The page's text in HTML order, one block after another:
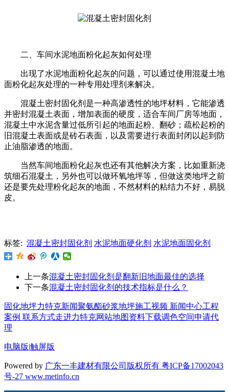
二、车间水泥地面粉化起灰如何处理
出现了水泥地面粉化起灰的问题，可以通过使用混凝土地
面粉化起灰处理的一种专用处理剂来解决。
混凝土密封固化剂是一种高渗透性的地坪材料，它能渗透
并密封混凝土表面，增加表面的硬度，适合车间厂房等地面，
混凝土中水泥含量过低所引起的地面起粉、翻砂；疏松起粉的
旧混凝土表面或是砖石表面，以及需要进行表面封闭以起到防
止油脂渗透的地面。
当然车间地面粉化起灰也还有其他解决方案，比如重新浇
筑细石混凝土，另外也可以做环氧地坪等，但做这类地坪之前
还是要先处理粉化起灰的地面，不然材料的粘结力不好，易脱
皮。
标签: 混凝土密封固化剂 水泥地面硬化剂 水泥地面固化剂
上一条混凝土密封固化剂是翻新旧地面最佳的选择
下一条混凝土密封固化剂的技术指标是什么？
固化地坪力特克新闻聚氨酯砂浆地坪施工视频 新闻中心工程
案例 联系方式走进力特克网站地图资料下载调色空间申请代
理
电脑版|触屏版
Powered by 广东一丰建材有限公司版权所有 粤ICP备17002043
号-27 www.metinfo.cn